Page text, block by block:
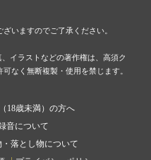
いますのでご了承ください。
イラストなどの著作権は、高須ク
なく無断複製・使用を禁じます。
18歳未満）の方へ
音について
落とし物について